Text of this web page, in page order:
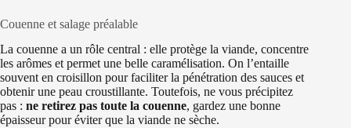
Couenne et salage préalable
La couenne a un rôle central : elle protège la viande, concentre
les arômes et permet une belle caramélisation. On l’entaille
souvent en croisillon pour faciliter la pénétration des sauces et
obtenir une peau croustillante. Toutefois, ne vous précipitez
pas : ne retirez pas toute la couenne, gardez une bonne
épaisseur pour éviter que la viande ne sèche.